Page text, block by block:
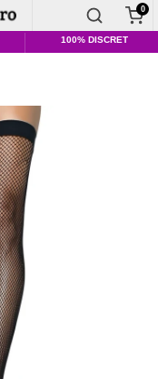
0
100% DISCRET